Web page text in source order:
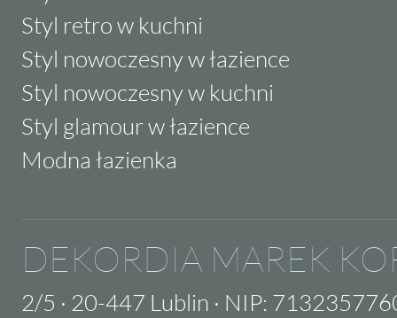
Styl retro w kuchni
Styl nowoczesny w łazience
Styl nowoczesny w kuchni
Styl glamour w łazience
Modna łazienka
DEKORDIA MAREK
2/5 · 20-447 Lublin · NIP: